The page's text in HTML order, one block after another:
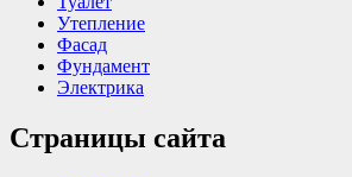
Утепление
Фасад
Фундамент
Электрика
Страницы сайта